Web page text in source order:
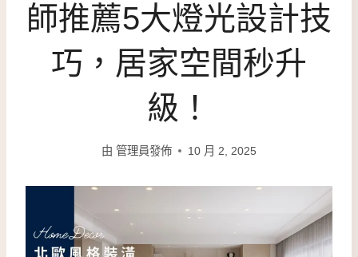
師推薦5大燈光設計技
巧，居家空間秒升
級！
由 管理員發佈 10 月 2, 2025